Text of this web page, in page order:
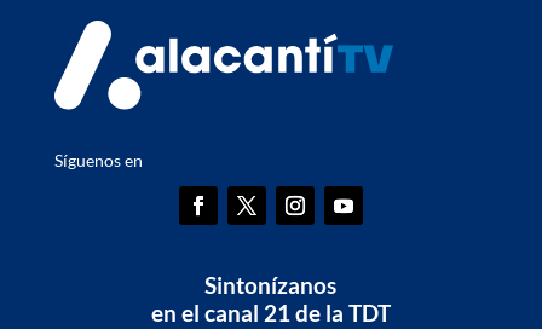
Síguenos en
Sintonízanos
en el canal 21 de la TDT